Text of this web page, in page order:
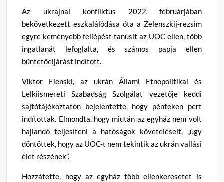
Az ukrajnai konfliktus 2022 februárjában
bekövetkezett eszkalálódása óta a Zelenszkij-rezsim
egyre keményebb fellépést tanúsít az UOC ellen, több
ingatlanát lefoglalta, és számos papja ellen
büntetőeljárást indított.
Viktor Elenski, az ukrán Állami Etnopolitikai és
Lelkiismereti Szabadság Szolgálat vezetője keddi
sajtótájékoztatón bejelentette, hogy pénteken pert
indítottak. Elmondta, hogy miután az egyház nem volt
hajlandó teljesíteni a hatóságok követeléseit, „úgy
döntöttek, hogy az UOC-t nem tekintik az ukrán vallási
élet részének”.
Hozzátette, hogy az egyház több ellenkeresetet is